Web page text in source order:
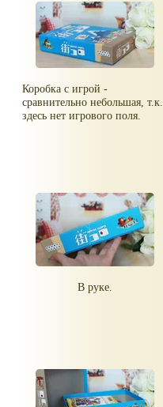
Коробка с игрой -
сравнительно небольшая, т.к.
здесь нет игрового поля.
В руке.